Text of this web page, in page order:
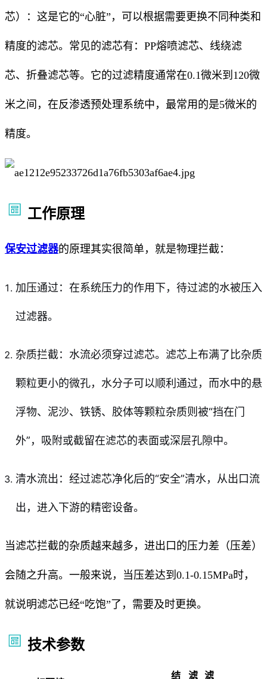
芯）：这是它的“心脏”，可以根据需要更换不同种类和
精度的滤芯。常见的滤芯有：PP熔喷滤芯、线绕滤
芯、折叠滤芯等。它的过滤精度通常在0.1微米到120微
米之间，在反渗透预处理系统中，最常用的是5微米的
精度。
工作原理
保安过滤器的原理其实很简单，就是物理拦截：
加压通过：在系统压力的作用下，待过滤的水被压入
过滤器。
杂质拦截：水流必须穿过滤芯。滤芯上布满了比杂质
颗粒更小的微孔，水分子可以顺利通过，而水中的悬
浮物、泥沙、铁锈、胶体等颗粒杂质则被“挡在门
外”，吸附或截留在滤芯的表面或深层孔隙中。
清水流出：经过滤芯净化后的“安全”清水，从出口流
出，进入下游的精密设备。
当滤芯拦截的杂质越来越多，进出口的压力差（压差）
会随之升高。一般来说，当压差达到0.1-0.15MPa时，
就说明滤芯已经“吃饱”了，需要及时更换。
技术参数
结 滤 滤